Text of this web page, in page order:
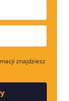
znajdziesz